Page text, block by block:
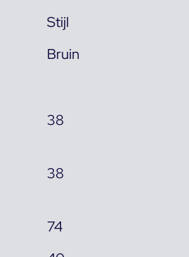
Stijl
Bruin
38
38
74